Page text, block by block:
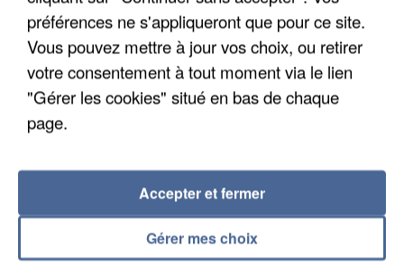
L’UN DES FONDATEURS SUPPOSÉS DE LA DZ
MAFIA INTERPELLÉ EN ALGÉRIE
préférences ne s'appliqueront que pour ce site.
Vous pouvez mettre à jour vos choix, ou retirer
votre consentement à tout moment via le lien
"Gérer les cookies" situé en bas de chaque
page.
Gérer mes choix
Accepter et fermer